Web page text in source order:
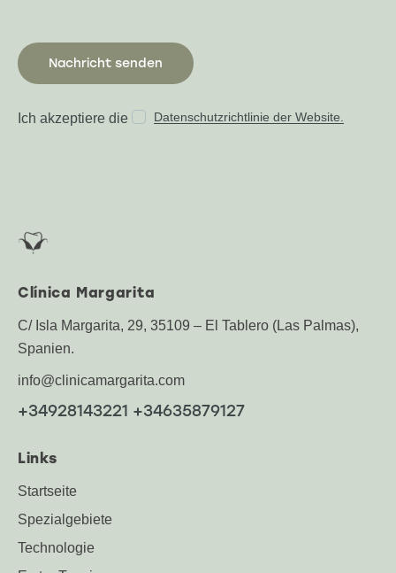
Ich akzeptiere die Datenschutzrichtlinie der Website.
Clínica Margarita
C/ Isla Margarita, 29, 35109 – El Tablero (Las Palmas),
Spanien.
info@clinicamargarita.com
+34928143221 +34635879127
Links
Startseite
Spezialgebiete
Technologie